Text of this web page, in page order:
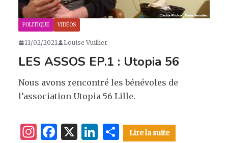
POLITIQUE VIDÉOS
11/02/2021 Louise Vuillier
LES ASSOS EP.1 : Utopia 56
Nous avons rencontré les bénévoles de
l’association Utopia 56 Lille.
I
F
X
Li
Lire la suite